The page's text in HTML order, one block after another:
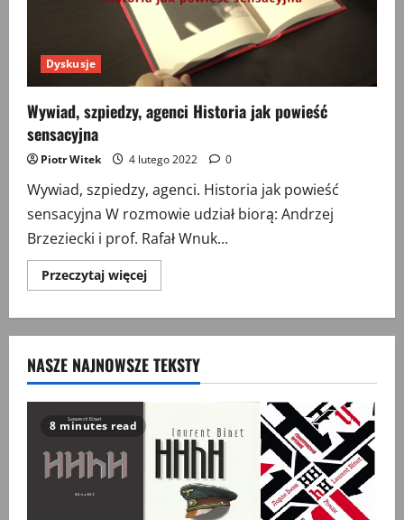
Dyskusje
Wywiad, szpiedzy, agenci Historia jak powieść
sensacyjna
Piotr Witek 4 lutego 2022 0
Wywiad, szpiedzy, agenci. Historia jak powieść
sensacyjna W rozmowie udział biorą: Andrzej
Brzeziecki i prof. Rafał Wnuk...
Przeczytaj więcejPrzeczytaj
więcej
agenci
jak
powieść
sensacyjna
NASZE NAJNOWSZE TEKSTY
8 minutes read